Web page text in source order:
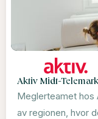
Aktiv Midt-Telemark
Meglerteamet hos
av regionen, hvor